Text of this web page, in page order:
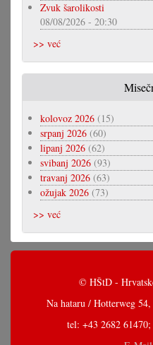
Zvuk šarolikosti
08/08/2026 - 20:30
>> već
kolovoz 2026 (15)
srpanj 2026 (60)
lipanj 2026 (62)
svibanj 2026 (93)
travanj 2026 (63)
ožujak 2026 (73)
>> već
© HŠtD -
Na hataru / Hotterweg
tel: +43 2682